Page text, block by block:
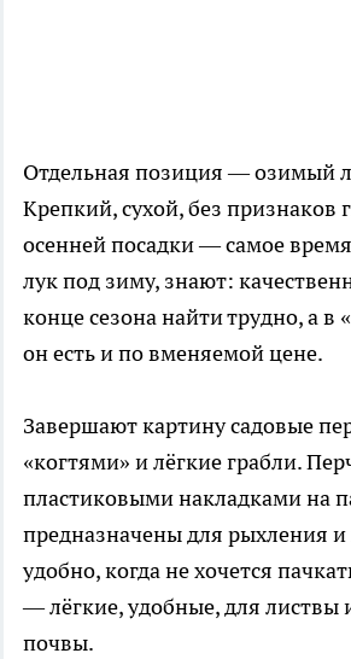
Отдельная позиция — озимый
Крепкий, сухой, без признаков
осенней посадки — самое
лук под зиму, знают:
конце сезона найти трудно, а в
он есть и по вменяемой цене.
Завершают картину садовые
«когтями» и лёгкие грабли.
пластиковыми накладками на
предназначены для рыхления
удобно, когда не хочется
— лёгкие, удобные, для листвы
почвы.